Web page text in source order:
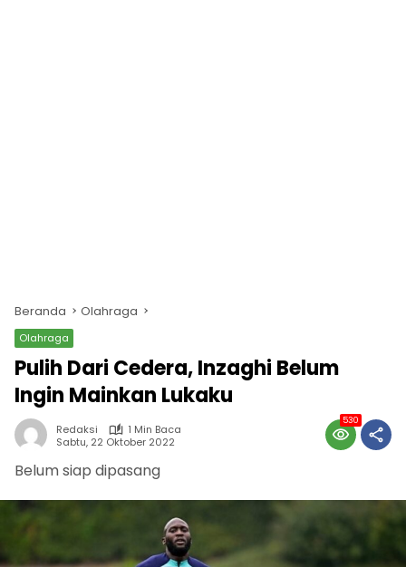
Beranda Olahraga
Olahraga
Pulih Dari Cedera, Inzaghi Belum
Ingin Mainkan Lukaku
Redaksi
1 Min Baca
Sabtu, 22 Oktober 2022
530
Belum siap dipasang